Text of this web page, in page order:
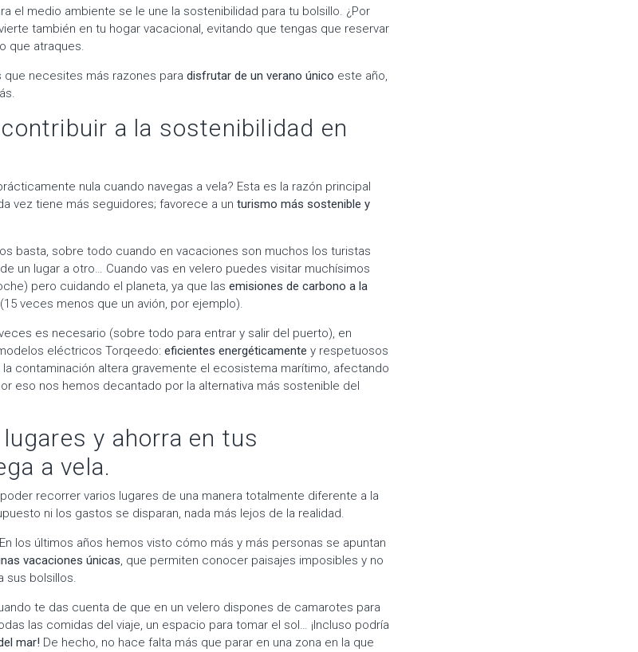
el medio ambiente se le une la sostenibilidad para tu bolsillo. ¿Por
también en tu hogar vacacional, evitando que tengas que reservar
que atraques.
que necesites más razones para disfrutar de un verano único este año,
a la sostenibilidad en
nula cuando navegas a vela? Esta es la razón principal
vez tiene más seguidores; favorece a un turismo más sostenible y
basta, sobre todo cuando en vacaciones son muchos los turistas
un lugar a otro… Cuando vas en velero puedes visitar muchísimos
pero cuidando el planeta, ya que las emisiones de carbono a la
veces menos que un avión, por ejemplo).
es necesario (sobre todo para entrar y salir del puerto), en
eléctricos Torqeedo: eficientes energéticamente y respetuosos
contaminación altera gravemente el ecosistema marítimo, afectando
eso nos hemos decantado por la alternativa más sostenible del
y ahorra en tus
a vela.
recorrer varios lugares de una manera totalmente diferente a la
ni los gastos se disparan, nada más lejos de la realidad.
los últimos años hemos visto cómo más y más personas se apuntan
vacaciones únicas, que permiten conocer paisajes imposibles y no
sus bolsillos.
te das cuenta de que en un velero dispones de camarotes para
las comidas del viaje, un espacio para tomar el sol… ¡Incluso podría
mar! De hecho, no hace falta más que parar en una zona en la que